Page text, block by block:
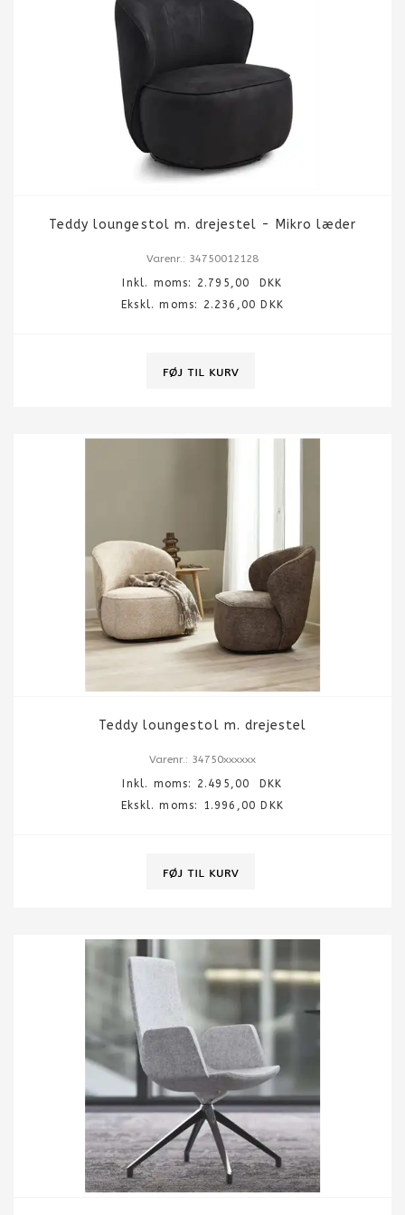
Teddy loungestol m. drejestel - Mikro læder
Varenr.: 34750012128
Inkl. moms: 2.795,00
DKK
Ekskl. moms: 2.236,00 DKK
Teddy loungestol m. drejestel
Varenr.: 34750xxxxxx
Inkl. moms: 2.495,00
DKK
Ekskl. moms: 1.996,00 DKK